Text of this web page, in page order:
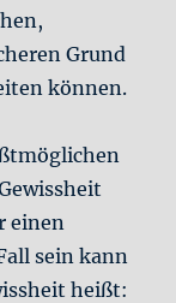
Grund
können.
einen
sein kann
heißt: